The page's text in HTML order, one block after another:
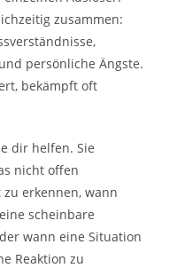
zusammen:
persönliche Ängste.
bekämpft oft
dir helfen. Sie
nicht offen
erkennen, wann
scheinbare
wann eine Situation
Reaktion zu